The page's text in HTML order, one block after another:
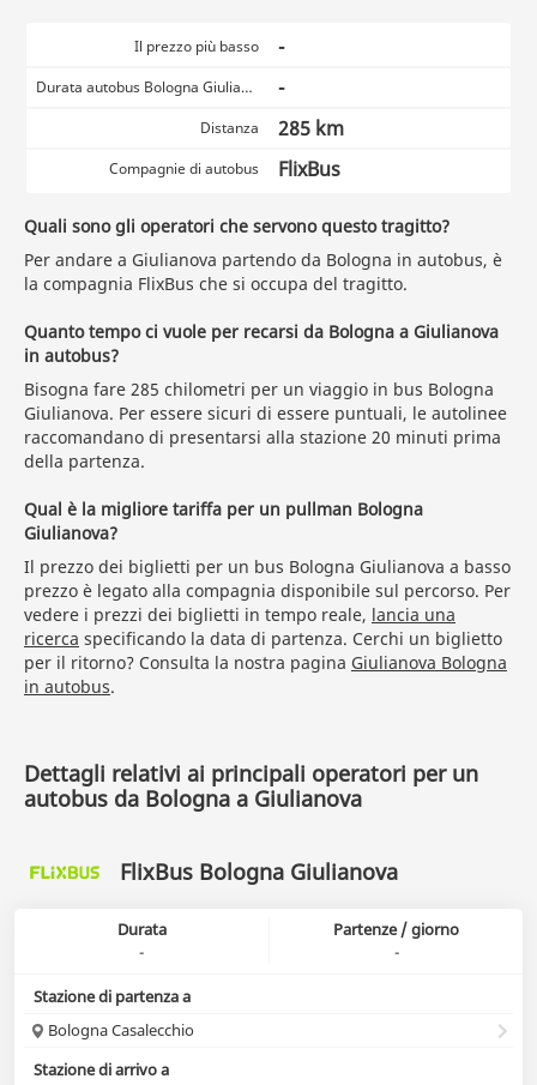
Il prezzo più basso -
Durata autobus Bologna Giulianova -
Distanza 285 km
Compagnie di autobus FlixBus
Quali sono gli operatori che servono questo tragitto?
Per andare a Giulianova partendo da Bologna in autobus, è
la compagnia FlixBus che si occupa del tragitto.
Quanto tempo ci vuole per recarsi da Bologna a Giulianova
in autobus?
Bisogna fare 285 chilometri per un viaggio in bus Bologna
Giulianova. Per essere sicuri di essere puntuali, le autolinee
raccomandano di presentarsi alla stazione 20 minuti prima
della partenza.
Qual è la migliore tariffa per un pullman Bologna
Giulianova?
Il prezzo dei biglietti per un bus Bologna Giulianova a basso
prezzo è legato alla compagnia disponibile sul percorso. Per
vedere i prezzi dei biglietti in tempo reale, lancia una
ricerca specificando la data di partenza. Cerchi un biglietto
per il ritorno? Consulta la nostra pagina Giulianova Bologna
in autobus.
Dettagli relativi ai principali operatori per un
autobus da Bologna a Giulianova
FlixBus Bologna Giulianova
Durata
Partenze / giorno
-
-
Stazione di partenza a
Bologna Casalecchio
Stazione di arrivo a